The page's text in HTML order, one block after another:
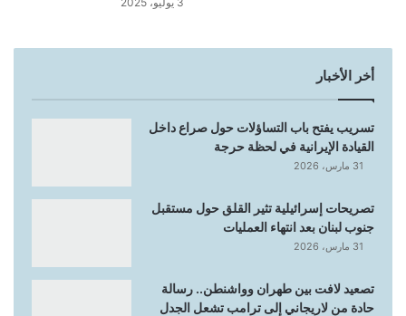
أخر الأخبار
تسريب يفتح باب التساؤلات حول صراع داخل
القيادة الإيرانية في لحظة حرجة
31 مارس، 2026
تصريحات إسرائيلية تثير القلق حول مستقبل
جنوب لبنان بعد انتهاء العمليات
31 مارس، 2026
تصعيد لافت بين طهران وواشنطن.. رسالة
حادة من لاريجاني إلى ترامب تشعل الجدل